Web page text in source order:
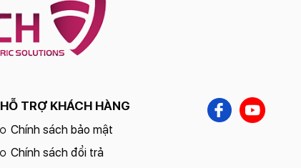
HỖ TRỢ KHÁCH HÀNG
Chính sách bảo mật
Chính sách đổi trả